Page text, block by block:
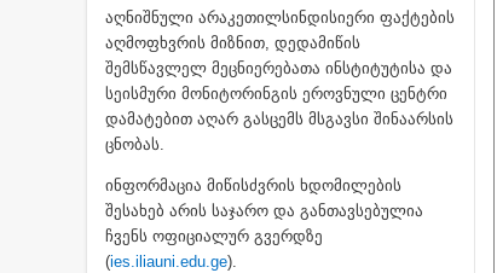
აღნიშნული არაკეთილსინდისიერი ფაქტების
აღმოფხვრის მიზნით, დედამიწის
შემსწავლელ მეცნიერებათა ინსტიტუტისა და
სეისმური მონიტორინგის ეროვნული ცენტრი
დამატებით აღარ გასცემს მსგავსი შინაარსის
ცნობას.
ინფორმაცია მიწისძვრის ხდომილების
შესახებ არის საჯარო და განთავსებულია
ჩვენს ოფიციალურ გვერდზე
(ies.iliauni.edu.ge).